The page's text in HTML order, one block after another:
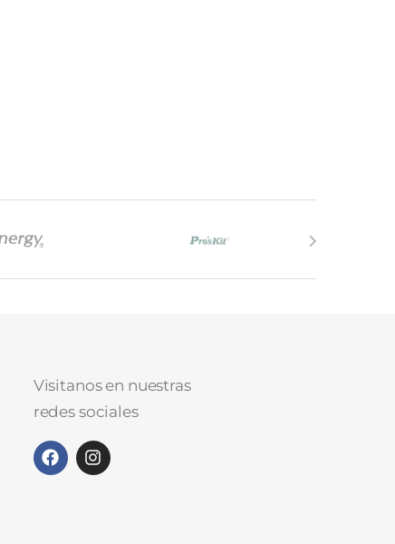
Visitanos en nuestras
redes sociales